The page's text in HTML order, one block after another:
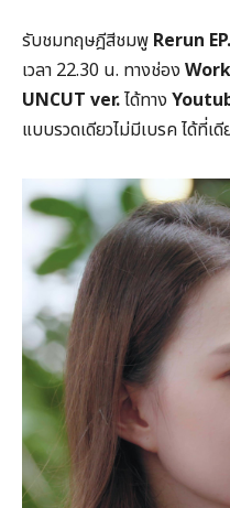
รับชมทฤษฎีสีชมพู Rerun
เวลา 22.30 น. ทางช่อง
UNCUT ver.ได้ทาง
แบบรวดเดียวไม่มีเบรค ได้ที่เ